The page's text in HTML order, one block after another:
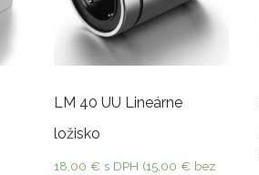
LM 40 UU Lineárne
ložisko
18,00 € s DPH (15,00 €bez